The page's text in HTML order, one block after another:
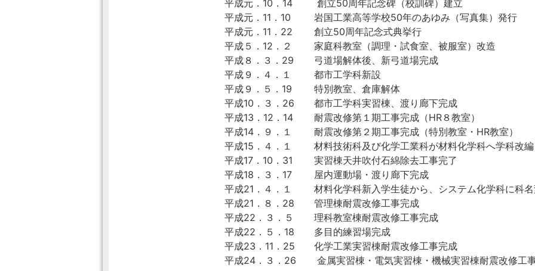
平成元．10．14
創立50周年記念碑（校訓碑）建立
平成元．11．10
岩国工業高等学校50年のあゆみ（写真集）発行
平成元．11．22
創立50周年記念式典挙行
平成５．12．２
家庭科教室（調理・試食室、被服室）改造
平成８．３．29
弓道場解体後、新弓道場完成
平成９．４．１
都市工学科新設
平成９．５．19
特別教室、倉庫解体
平成10．３．26
都市工学科実習棟、渡り廊下完成
平成13．12．14
耐震改修第１期工事完成（HR８教室）
平成14．９．１
耐震改修第２期工事完成（特別教室・HR教室）
平成15．４．１
材料技術科及び化学工業科が材料化学科へ学科改編
平成17．10．31
実習棟天井吹付石綿除去工事完了
平成18．３．17
屋内運動場・渡り廊下完成
平成21．４．１
材料化学科新入学生徒から、システム化学科に科
平成21．８．28
管理棟耐震改修工事完成
平成22．３．５
理科教室棟耐震改修工事完成
平成22．５．18
多目的練習場完成
平成23．11．25
化学工業実習棟耐震改修工事完成
平成24．３．26
金属実習棟・電気実習棟・機械実習棟耐震改修工